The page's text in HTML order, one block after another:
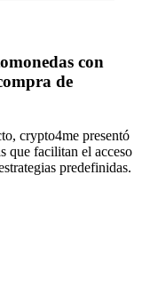
con
de
crypto4me presentó
que facilitan el acceso
predefinidas.